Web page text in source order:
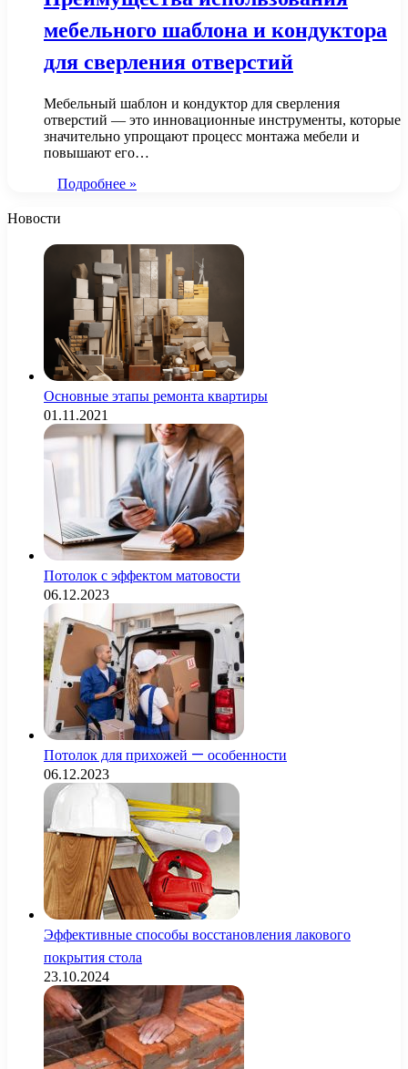
мебельного шаблона и кондуктора
для сверления отверстий
Мебельный шаблон и кондуктор для сверления
отверстий — это инновационные инструменты, которые
значительно упрощают процесс монтажа мебели и
повышают его…
Подробнее »
Новости
Основные этапы ремонта квартиры
01.11.2021
Потолок с эффектом матовости
06.12.2023
Потолок для прихожей — особенности
06.12.2023
Эффективные способы восстановления лакового
покрытия стола
23.10.2024